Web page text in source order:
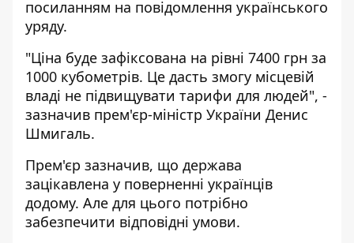
посиланням на повідомлення українського
уряду.
"Ціна буде зафіксована на рівні 7400 грн за
1000 кубометрів. Це дасть змогу місцевій
владі не підвищувати тарифи для людей", -
зазначив прем'єр-міністр України Денис
Шмигаль.
Прем'єр зазначив, що держава
зацікавлена ​​у поверненні українців
додому. Але для цього потрібно
забезпечити відповідні умови.